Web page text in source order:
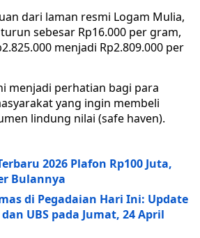
dari laman resmi Logam Mulia,
sebesar Rp16.000 per gram,
menjadi Rp2.809.000 per
menjadi perhatian bagi para
yang ingin membeli
lindung nilai (safe haven).
2026 Plafon Rp100 Juta,
Bulannya
di Pegadaian Hari Ini: Update
UBS pada Jumat, 24 April